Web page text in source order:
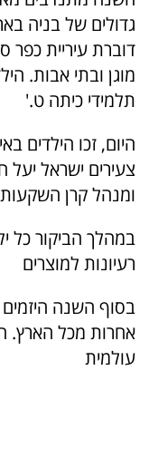
גדולים של בניה
דוברת עיריית כפר
מוגן ובתי אבות.
תלמידי כיתה ט.'
היום, זכו הילדים
צעירים ישראל יעל
ומנהל קרן
במהלך הביקור כל
רעיונות למוצרים
בסוף השנה היזמים
אחרות מכל הארץ.
עולמית